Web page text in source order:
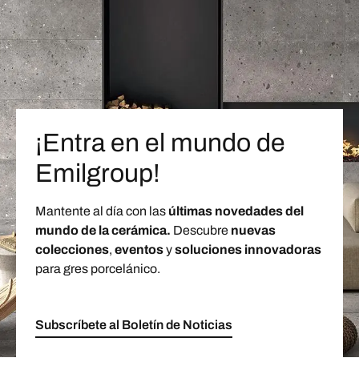
¡Entra en el mundo de
Emilgroup!
Mantente al día con las últimas novedades del
mundo de la cerámica. Descubre nuevas
colecciones, eventosysoluciones innovadoras
para gres porcelánico.
Subscríbete al Boletín de Noticias